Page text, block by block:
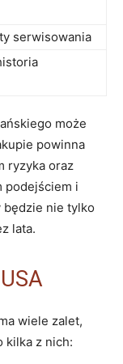
serwisowania
może
powinna
ryzyka oraz
podejściem i
będzie nie tylko
lata.
wiele zalet,
kilka z nich: